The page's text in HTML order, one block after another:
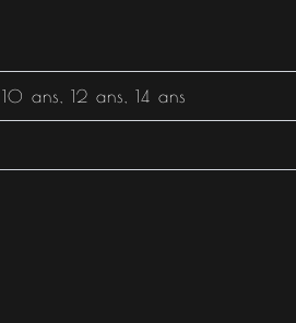
,10 ans ,12 ans ,14 ans